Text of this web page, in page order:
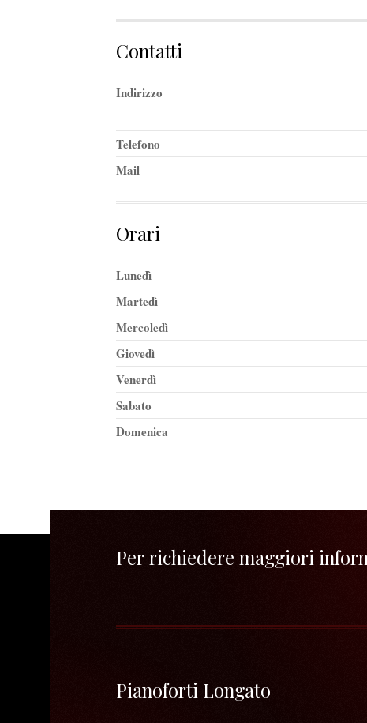
Contatti
Indirizzo
Telefono
Mail
Orari
Lunedì
Martedì
Mercoledì
Giovedì
Venerdì
Sabato
Domenica
Per richiedere maggiori
Pianoforti Longato